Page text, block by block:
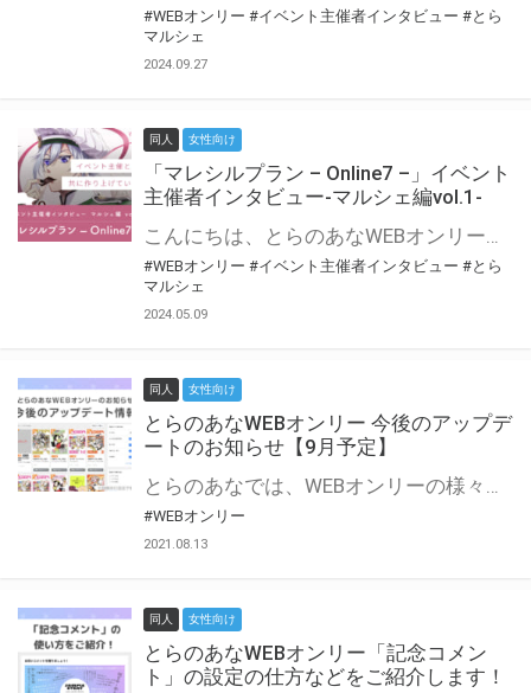
#WEBオンリー #イベント主催者インタビュー #とら
マルシェ
2024.09.27
同人 女性向け
「マレシルプラン – Online7 –」イベント
主催者インタビュー-マルシェ編vol.1-
こんにちは、とらのあなWEBオンリー運営スタッフです。 新たにお届けする、イベント主催者インタビュー-マルシェ編-は、 とらのあなWEBオンリー「マルシェ」をご利用した主催様に 「マルシェ」を使って開催した感想や心がけをお聞きする企画です。 今回は、WEBオンリー開催7回目迎えた「マレシルプラン – Online7 –」より、 主催の玉川うた様にお話を伺いました。 ▼マレシルプランのインタビュー前回記事 「イベント主催者インタビュー vol.6」はこちら 協力：玉川うた様（マレシルプラン実行委員会 代表）／イベント公式Twitter（@mallesil_plan） とらのあなWEBオンリー「マルシェ」とは？ WEBオンリーでリアルタイムでコミュニケーションがとれるオンライン会場です。
#WEBオンリー #イベント主催者インタビュー #とら
マルシェ
2024.05.09
同人 女性向け
とらのあなWEBオンリー 今後のアップデ
ートのお知らせ【9月予定】
とらのあなでは、WEBオンリーの様々な支援を実施しています。 今回は2021年9月に実装を予定しているアップデート情報についてご紹介いたします。 とらのあなWEBオンリーサイトはこちら
#WEBオンリー
2021.08.13
同人 女性向け
とらのあなWEBオンリー「記念コメン
ト」の設定の仕方などをご紹介します！